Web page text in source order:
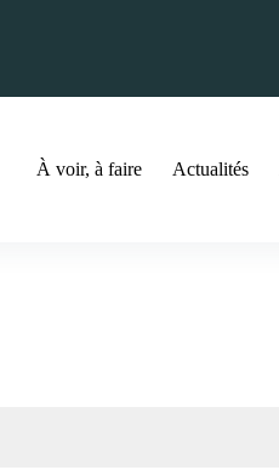
À voir, à faire Actualités